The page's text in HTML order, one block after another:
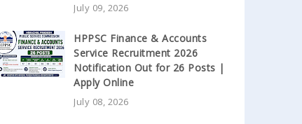
July 09, 2026
HPPSC Finance & Accounts
Service Recruitment 2026
Notification Out for 26 Posts |
Apply Online
July 08, 2026